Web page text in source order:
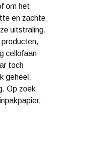
om het
en zachte
uitstraling.
cellofaan
toch
geheel,
Op zoek